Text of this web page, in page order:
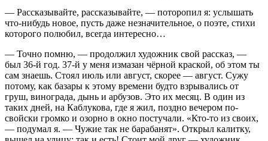
— Рассказывайте, рассказывайте, — поторопил я: услышать
что-нибудь новое, пусть даже незначительное, о поэте, стихи
которого полюбил, всегда интересно…
— Точно помню, — продолжил художник свой рассказ, —
был 36-й год. 37-й у меня измазан чёрной краской, об этом ты
сам знаешь. Стоял июль или август, скорее — август. Сужу
потому, как базары к этому времени будто взрывались от
груш, винограда, дынь и арбузов. Это их месяц. В один из
таких дней, на Каблукова, где я жил, поздно вечером по-
свойски громко и озорно в окно постучали. «Кто-то из своих,
— подумал я. — Чужие так не барабанят». Открыл калитку,